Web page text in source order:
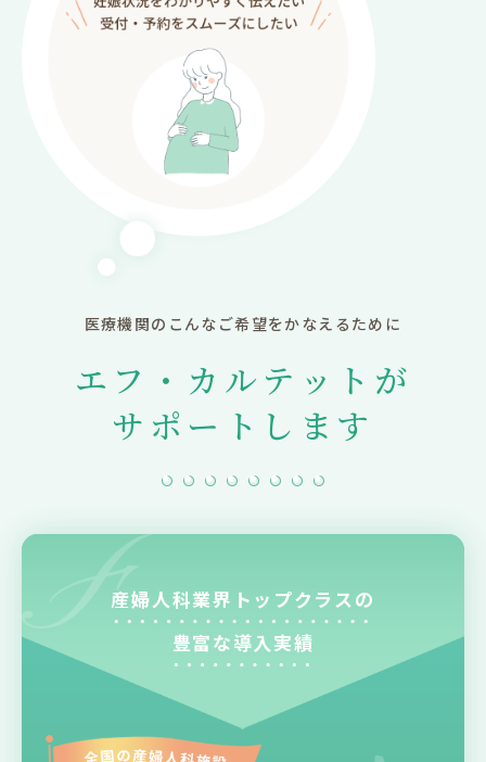
医療機関のこんなご希望をかなえるために
エフ・カルテットが
サポートします
産婦人科業界トップクラスの
豊富な導入実績